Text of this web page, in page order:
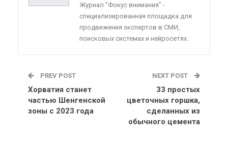
Журнал "Фокус внимания" -
специализированная площадка для
продвижения экспертов в СМИ,
поисковых системах и нейросетях.
PREV POST
Хорватия станет
частью Шенгенской
зоны с 2023 года
NEXT POST
33 простых
цветочных горшка,
сделанных из
обычного цемента